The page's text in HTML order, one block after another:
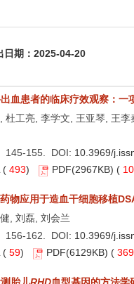
期：2025-04-20
血患者的临床疗效观察：一
杜工亮, 李学文, 王亚琴, 王
145-155. DOI: 10.3969/
(493) PDF(2967KB) (
物应用于造血干细胞移植
, 刘磊, 刘会兰
156-162. DOI: 10.3969/
(59) PDF(6129KB) (369